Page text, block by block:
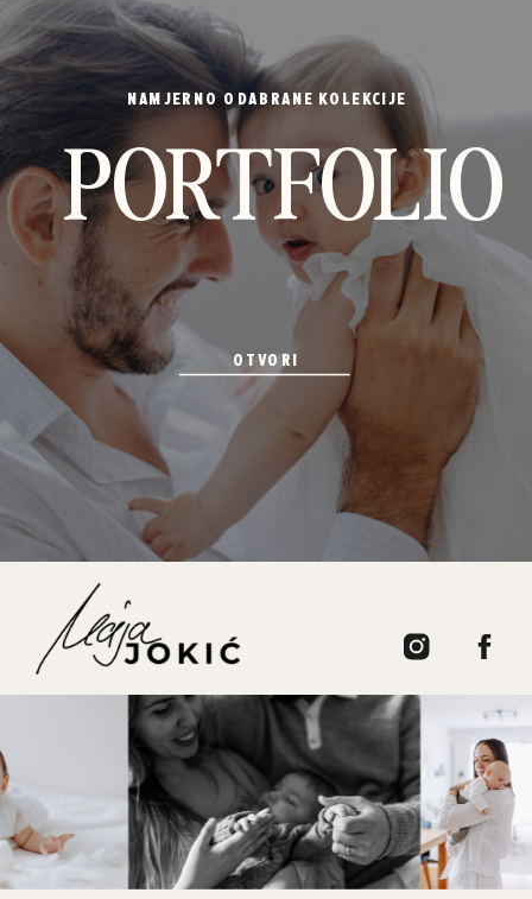
PORTFOLIO
OTVORI
NAMJERNO ODABRANE KOLEKCIJE